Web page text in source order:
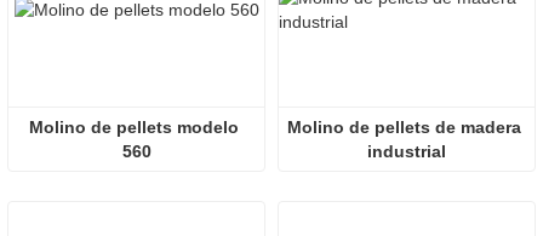
Molino de pellets modelo
560
Molino de pellets de madera
industrial